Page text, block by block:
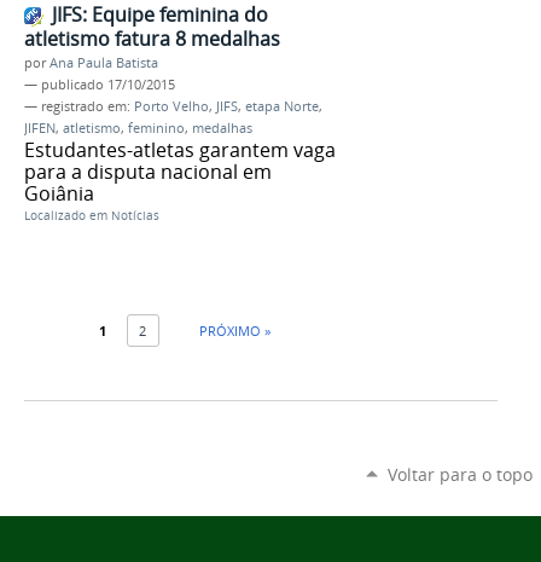
JIFS: Equipe feminina do
atletismo fatura 8 medalhas
porAna Paula Batista
— publicado 17/10/2015
— registrado em: Porto Velho, JIFS, etapa Norte,
JIFEN, atletismo, feminino, medalhas
Estudantes-atletas garantem vaga
para a disputa nacional em
Goiânia
Localizado em Notícias
1 2 PRÓXIMO »
Voltar para o topo